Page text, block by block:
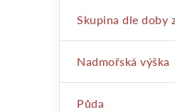
e
l
Skupina dle doby
Nadmořská výška
Půda